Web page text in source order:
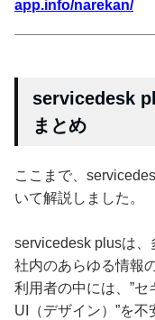
app.info/narekan/
servicedesk
まとめ
ここまで、
いて解説しました。
servicedesk plusは、
社内のあらゆる情報
利用者の中には、”セ
UI（デザイン）”を不